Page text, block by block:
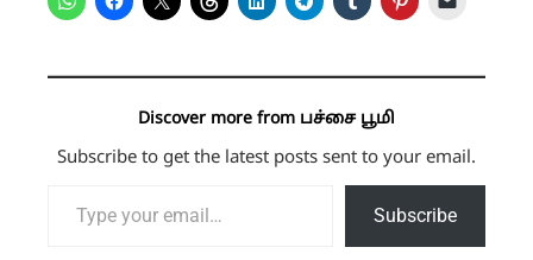
Discover more from பச்சை பூமி
Subscribe to get the latest posts sent to your email.
Subscribe